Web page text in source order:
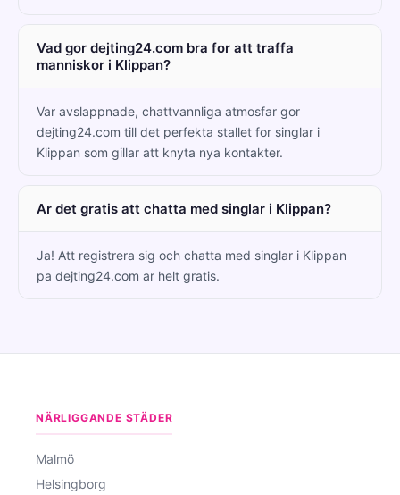
Vad gor dejting24.com bra for att traffa
manniskor i Klippan?
Var avslappnade, chattvannliga atmosfar gor
dejting24.com till det perfekta stallet for singlar i
Klippan som gillar att knyta nya kontakter.
Ar det gratis att chatta med singlar i Klippan?
Ja! Att registrera sig och chatta med singlar i Klippan
pa dejting24.com ar helt gratis.
NÄRLIGGANDE STÄDER
Malmö
Helsingborg